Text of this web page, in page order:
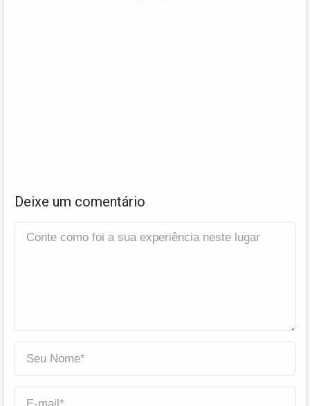
Deixe um comentário